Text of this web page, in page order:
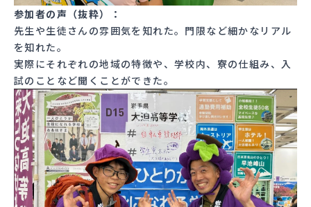
参加者の声（抜粋）：
先生や生徒さんの雰囲気を知れた。門限など細かなリアル
を知れた。
実際にそれぞれの地域の特徴や、学校内、寮の仕組み、入
試のことなど聞くことができた。